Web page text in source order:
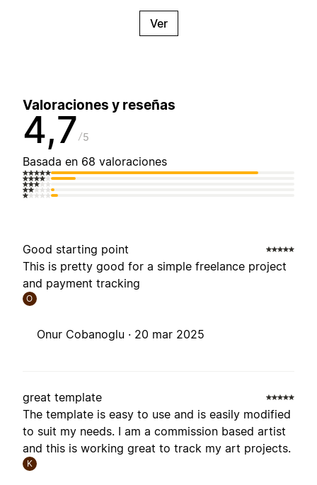
Ver
Valoraciones y reseñas
4,7 5
Basada en 68 valoraciones
Good starting point
This is pretty good for a simple freelance project
and payment tracking
O
Onur Cobanoglu · 20 mar 2025
great template
The template is easy to use and is easily modified
to suit my needs. I am a commission based artist
and this is working great to track my art projects.
K